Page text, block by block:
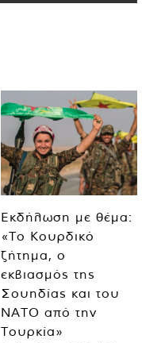
Εκδήλωση με θέμα:
«Το Κουρδικό
ζήτημα, ο
εκβιασμός της
Σουηδίας και του
ΝΑΤΟ από την
Τουρκία»